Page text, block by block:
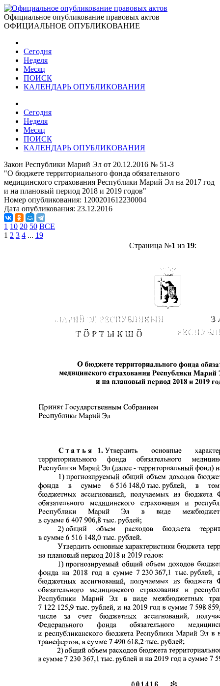
Официальное опубликование правовых актов
ОФИЦИАЛЬНОЕ ОПУБЛИКОВАНИЕ
Сегодня
Неделя
Месяц
ПОИСК
КАЛЕНДАРЬ ОПУБЛИКОВАНИЯ
Сегодня
Неделя
Месяц
ПОИСК
КАЛЕНДАРЬ ОПУБЛИКОВАНИЯ
Закон Республики Марий Эл от 20.12.2016 № 51-З
"О бюджете территориального фонда обязательного
медицинского страхования Республики Марий Эл на 2017 год
и на плановый период 2018 и 2019 годов"
Номер опубликования: 1200201612230004
Дата опубликования: 23.12.2016
1 10 20 50 ВСЕ
1 2 3 4 ... 19
Страница №1 из 19: